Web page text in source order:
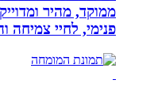
ממוקד, מהיר ומדוייק
פנימי, לחיי צמיחה